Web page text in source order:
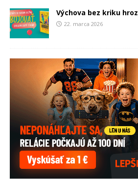
Výchova bez kriku
22. marca 2026